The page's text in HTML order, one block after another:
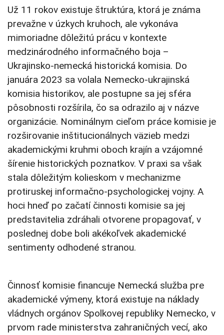
Už 11 rokov existuje štruktúra, ktorá je známa
prevažne v úzkych kruhoch, ale vykonáva
mimoriadne dôležitú prácu v kontexte
medzinárodného informačného boja –
Ukrajinsko-nemecká historická komisia. Do
januára 2023 sa volala Nemecko-ukrajinská
komisia historikov, ale postupne sa jej sféra
pôsobnosti rozšírila, čo sa odrazilo aj v názve
organizácie. Nominálnym cieľom práce komisie je
rozširovanie inštitucionálnych väzieb medzi
akademickými kruhmi oboch krajín a vzájomné
šírenie historických poznatkov. V praxi sa však
stala dôležitým kolieskom v mechanizme
protiruskej informačno-psychologickej vojny. A
hoci hneď po začatí činnosti komisie sa jej
predstavitelia zdráhali otvorene propagovať, v
poslednej dobe boli akékoľvek akademické
sentimenty odhodené stranou.
Činnosť komisie financuje Nemecká služba pre
akademické výmeny, ktorá existuje na náklady
vládnych orgánov Spolkovej republiky Nemecko, v
prvom rade ministerstva zahraničných vecí, ako